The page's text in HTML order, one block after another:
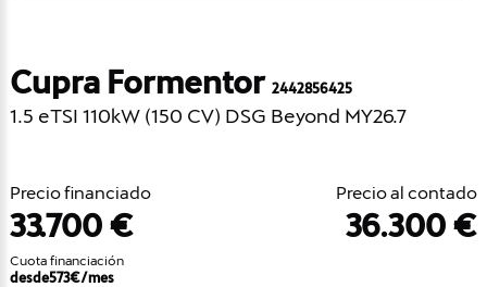
Cupra Formentor 2442856425
1.5 eTSI 110kW (150 CV) DSG Beyond MY26.7
Precio financiado
33.700 €
Cuota financiación
desde573€/mes
Precio al contado
36.300 €